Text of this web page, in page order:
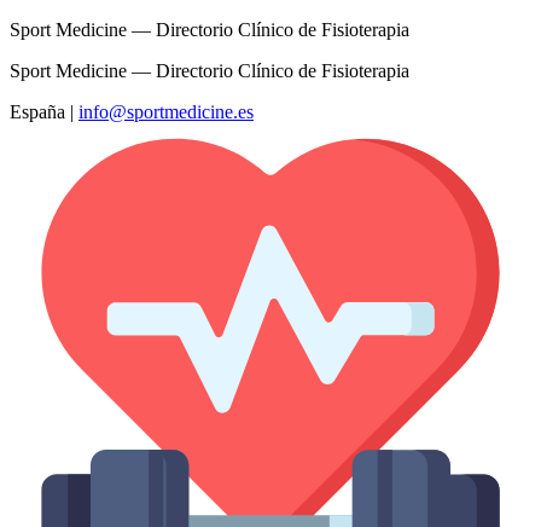
Sport Medicine — Directorio Clínico de Fisioterapia
Sport Medicine — Directorio Clínico de Fisioterapia
España | info@sportmedicine.es